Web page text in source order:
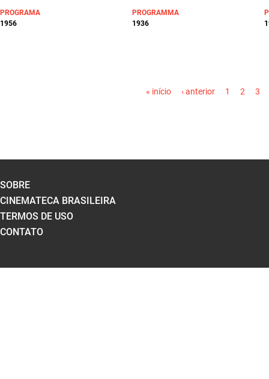
PROGRAMA
1956
PROGRAMMA
1936
« início ‹ anterior 1 2 3
SOBRE
CINEMATECA BRASILEIRA
TERMOS DE USO
CONTATO